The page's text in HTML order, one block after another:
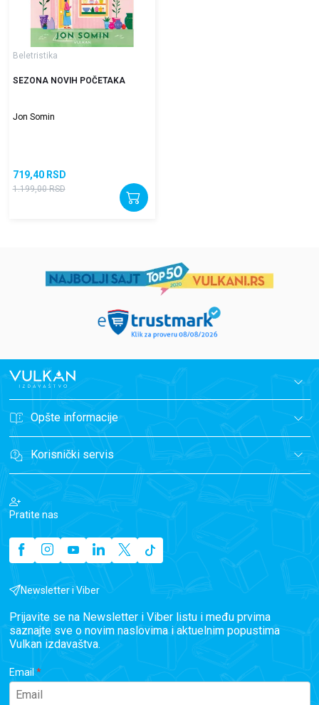
Beletristika
SEZONA NOVIH POČETAKA
Jon Somin
719,40 RSD
1.199,00 RSD
Opšte informacije
Korisnički servis
Pratite nas
Newsletter i Viber
Prijavite se na Newsletter i Viber listu i među prvima
saznajte sve o novim naslovima i aktuelnim popustima
Vulkan izdavaštva.
Email